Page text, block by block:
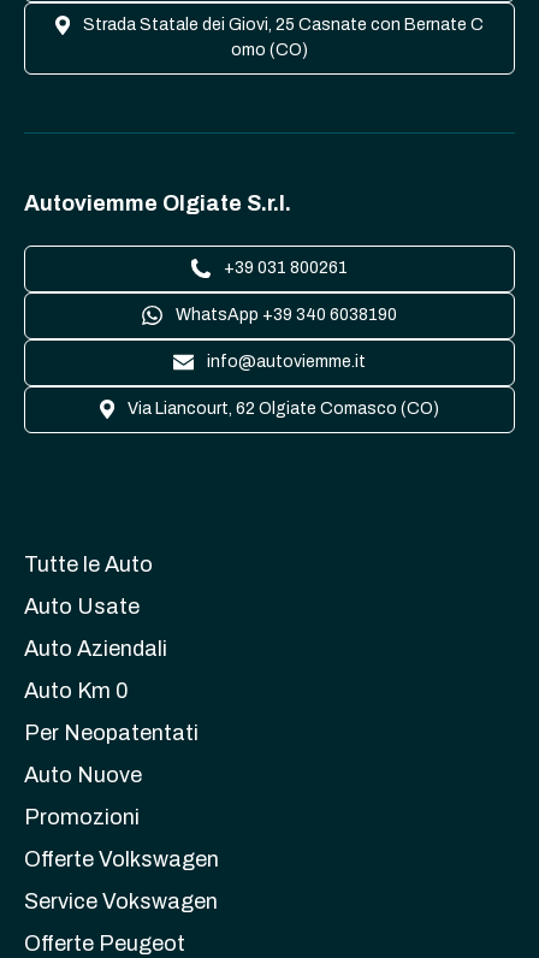
Strada Statale dei Giovi, 25 Casnate con Bernate C
omo (CO)
Autoviemme Olgiate S.r.l.
+39 031 800261
WhatsApp +39 340 6038190
info@autoviemme.it
Via Liancourt, 62 Olgiate Comasco (CO)
Tutte le Auto
Auto Usate
Auto Aziendali
Auto Km 0
Per Neopatentati
Auto Nuove
Promozioni
Offerte Volkswagen
Service Vokswagen
Offerte Peugeot